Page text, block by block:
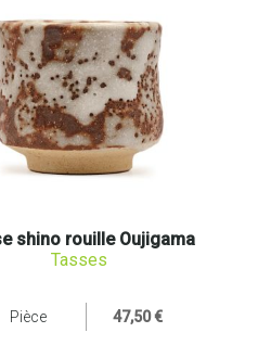
shino rouille Oujigama
Tasses
Pièce 47,50 €